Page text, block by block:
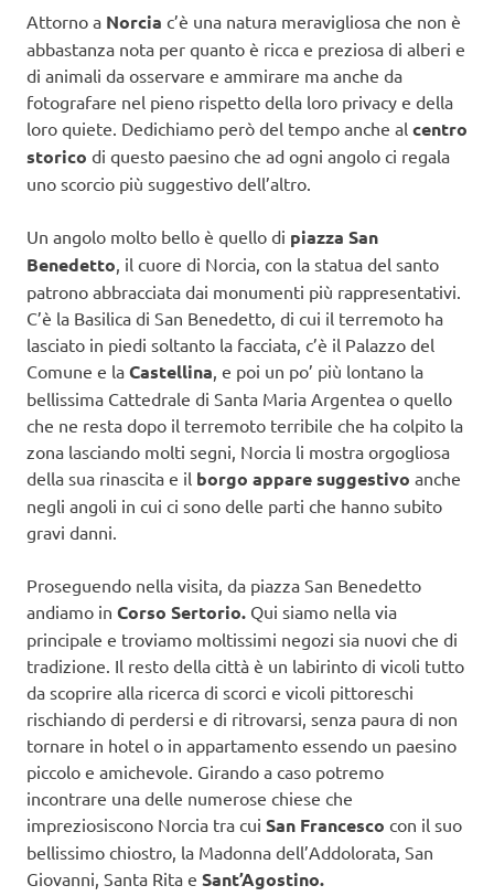
Attorno a Norcia c’è una natura meravigliosa che non è
abbastanza nota per quanto è ricca e preziosa di alberi e
di animali da osservare e ammirare ma anche da
fotografare nel pieno rispetto della loro privacy e della
loro quiete. Dedichiamo però del tempo anche al centro
storico di questo paesino che ad ogni angolo ci regala
uno scorcio più suggestivo dell’altro.
Un angolo molto bello è quello di piazza San
Benedetto, il cuore di Norcia, con la statua del santo
patrono abbracciata dai monumenti più rappresentativi.
C’è la Basilica di San Benedetto, di cui il terremoto ha
lasciato in piedi soltanto la facciata, c’è il Palazzo del
Comune e la Castellina, e poi un po’ più lontano la
bellissima Cattedrale di Santa Maria Argentea o quello
che ne resta dopo il terremoto terribile che ha colpito la
zona lasciando molti segni, Norcia li mostra orgogliosa
della sua rinascita e il borgo appare suggestivo anche
negli angoli in cui ci sono delle parti che hanno subito
gravi danni.
Proseguendo nella visita, da piazza San Benedetto
andiamo in Corso Sertorio. Qui siamo nella via
principale e troviamo moltissimi negozi sia nuovi che di
tradizione. Il resto della città è un labirinto di vicoli tutto
da scoprire alla ricerca di scorci e vicoli pittoreschi
rischiando di perdersi e di ritrovarsi, senza paura di non
tornare in hotel o in appartamento essendo un paesino
piccolo e amichevole. Girando a caso potremo
incontrare una delle numerose chiese che
impreziosiscono Norcia tra cui San Francesco con il suo
bellissimo chiostro, la Madonna dell’Addolorata, San
Giovanni, Santa Rita e Sant’Agostino.